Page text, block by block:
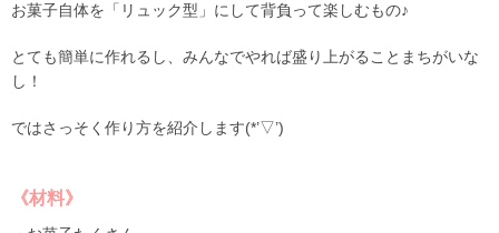
お菓子自体を「リュック型」にして背負って楽しむもの♪
とても簡単に作れるし、みんなでやれば盛り上がることまちがいな
し！
ではさっそく作り方を紹介します(*’▽’)
《材料》